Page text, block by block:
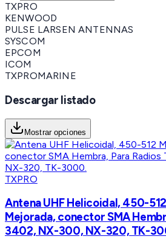
TXPRO
KENWOOD
PULSE LARSEN ANTENNAS
SYSCOM
EPCOM
ICOM
TXPROMARINE
Descargar listado
Mostrar opciones
TXPRO
Antena UHF Helicoidal, 450-
Mejorada, conector SMA
3402, NX-300, NX-320, TK-